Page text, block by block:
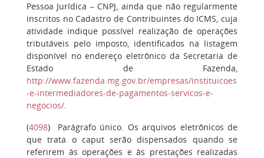
Pessoa Jurídica – CNPJ, ainda que não regularmente
inscritos no Cadastro de Contribuintes do ICMS, cuja
atividade indique possível realização de operações
tributáveis pelo imposto, identificados na listagem
disponível no endereço eletrônico da Secretaria de
Estado de Fazenda,
http://www.fazenda.mg.gov.br/empresas/instituicoes
-e-intermediadores-de-pagamentos-servicos-e-
negocios/.
(4098) Parágrafo único. Os arquivos eletrônicos de
que trata o caput serão dispensados quando se
referirem às operações e às prestações realizadas